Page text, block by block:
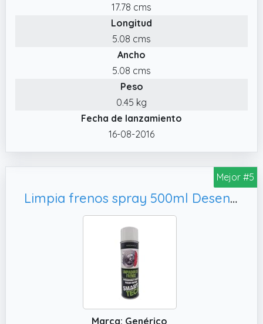
17.78 cms
Longitud
5.08 cms
Ancho
5.08 cms
Peso
0.45 kg
Fecha de lanzamiento
16-08-2016
Mejor #5
Limpia frenos spray 500ml Desengrasante piezas coche Limpiador de frenos moto Limpiador discos de freno Desengrasante cadena Cero residuos Brake cleaner
Marca: Genérico